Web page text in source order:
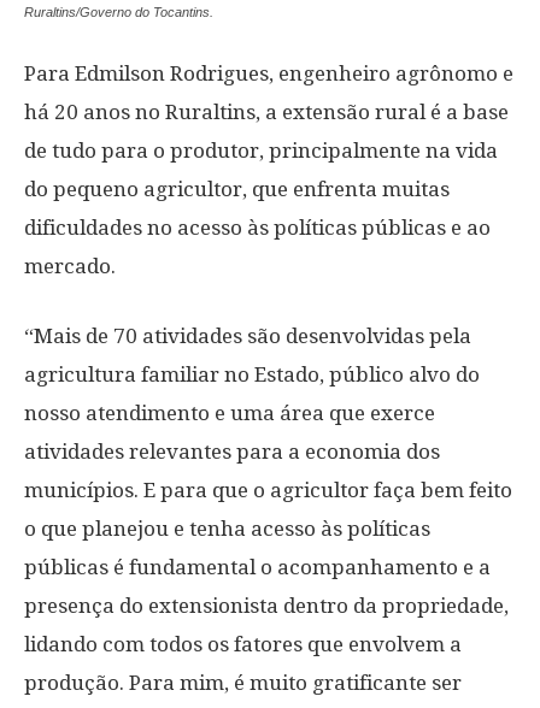
Ruraltins/Governo do Tocantins.
Para Edmilson Rodrigues, engenheiro agrônomo e
há 20 anos no Ruraltins, a extensão rural é a base
de tudo para o produtor, principalmente na vida
do pequeno agricultor, que enfrenta muitas
dificuldades no acesso às políticas públicas e ao
mercado.
“Mais de 70 atividades são desenvolvidas pela
agricultura familiar no Estado, público alvo do
nosso atendimento e uma área que exerce
atividades relevantes para a economia dos
municípios. E para que o agricultor faça bem feito
o que planejou e tenha acesso às políticas
públicas é fundamental o acompanhamento e a
presença do extensionista dentro da propriedade,
lidando com todos os fatores que envolvem a
produção. Para mim, é muito gratificante ser